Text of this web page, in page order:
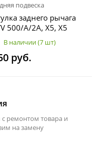
подвеска
заднего рычага
500/A/2A, X5, X5
X6, Z6, X8 9010-
В наличии(7 шт)
руб.
ремонтом товара и
на замену